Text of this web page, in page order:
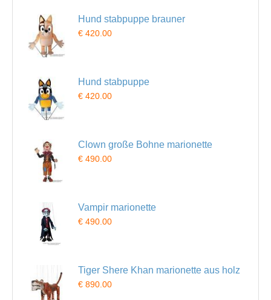
Hund stabpuppe brauner
€ 420.00
Hund stabpuppe
€ 420.00
Clown große Bohne marionette
€ 490.00
Vampir marionette
€ 490.00
Tiger Shere Khan marionette aus holz
€ 890.00